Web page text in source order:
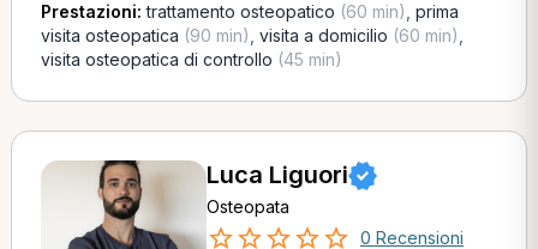
Prestazioni:trattamento osteopatico (60 min) prima
visita osteopatica (90 min) visita a domicilio (60 min)
visita osteopatica di controllo (45 min)
Luca Liguori
Osteopata
0 Recensioni